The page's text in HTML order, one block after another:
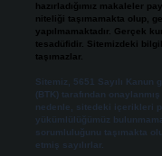
hazırladığımız makaleler
niteliği taşımamakta olup,
yapılmamaktadır. Gerçek
tesadüfidir. Sitemizdeki
taşımazlar.
Sitemiz, 5651 Sayılı
(BTK) tarafından
nedenle, sitedeki içerikleri
yükümlülüğümüz
sorumluluğunu taşımakta
etmiş sayılırlar.